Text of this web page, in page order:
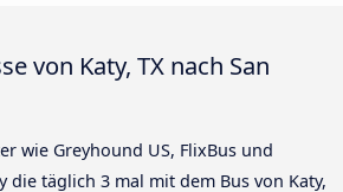
von Katy, TX nach San
wie Greyhound US, FlixBus und
die täglich 3 mal mit dem Bus von Katy,